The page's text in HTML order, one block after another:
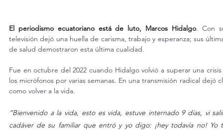
El periodismo ecuatoriano está de luto, Marcos Hidalgo. Con
televisión dejó una huella de carisma, trabajo y esperanza; sus
de salud demostraron esta última cualidad.
Fue en octubre del 2022 cuando Hidalgo volvió a superar una
los micrófonos por varias semanas. En una transmisión radical dejó
como volver a la vida.
“Bienvenido a la vida, esto es vida, estuve internado 9 días, vi
cadáver de su familiar que entró y yo digo: ¡hey todavía no! Yo